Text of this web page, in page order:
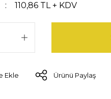
110,86 TL + KDV
Ürünü Paylaş